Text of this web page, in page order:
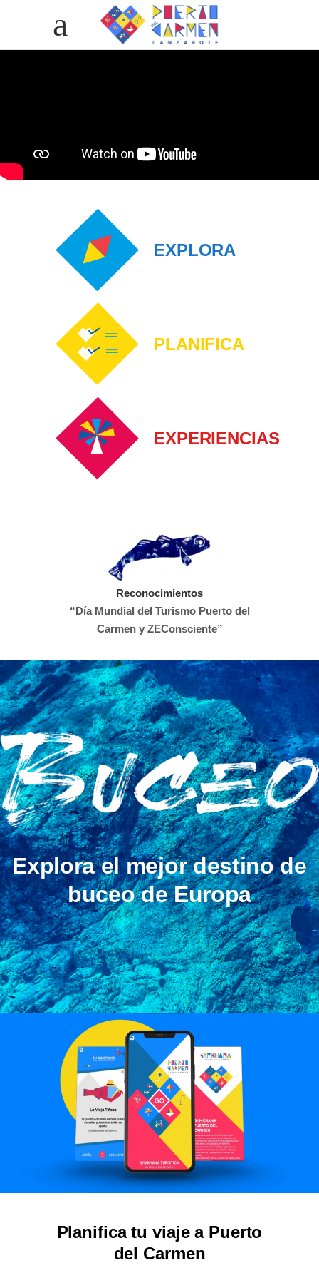
EXPLORA
PLANIFICA
EXPERIENCIAS
Reconocimientos
“Día Mundial del Turismo Puerto del
Carmen y ZEConsciente”
Explora el mejor destino de
buceo de Europa
Planifica tu viaje a Puerto
del Carmen